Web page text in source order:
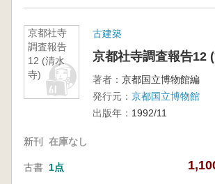
京都社寺
調査報告
12 (清水
寺)
古建築
京都社寺調査報告12
著者： 京都国立博物館編
発行元： 京都国立博物館
出版年： 1992/11
新刊 在庫なし
古書 1点